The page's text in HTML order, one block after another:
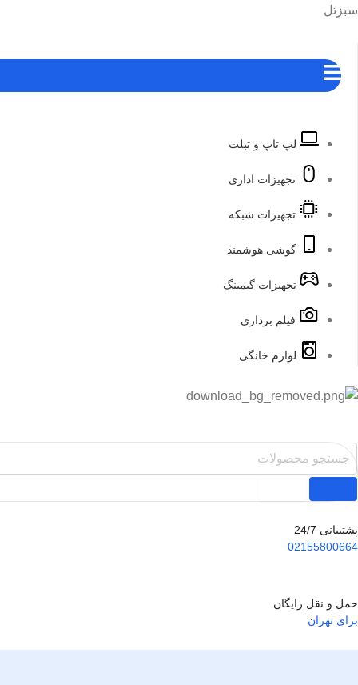
پرش
سبزتل
لپ تاپ و تبلت
تجهیزات اداری
تجهیزات شبکه
گوشی هوشمند
تجهیزات گیمینگ
فیلم برداری
لوازم خانگی
پشتیبانی 24/7
02155800664
حمل و نقل رایگان
برای تهران
فهرست